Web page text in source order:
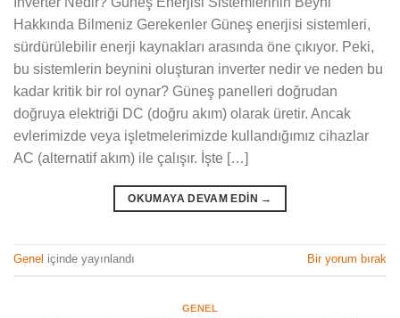
Hakkında Bilmeniz Gerekenler Güneş enerjisi sistemleri,
sürdürülebilir enerji kaynakları arasında öne çıkıyor. Peki,
bu sistemlerin beynini oluşturan inverter nedir ve neden bu
kadar kritik bir rol oynar? Güneş panelleri doğrudan
doğruya elektriği DC (doğru akım) olarak üretir. Ancak
evlerimizde veya işletmelerimizde kullandığımız cihazlar
AC (alternatif akım) ile çalışır. İşte […]
OKUMAYA DEVAM EDIN →
Genel içinde yayınlandı Bir yorum bırak
GENEL